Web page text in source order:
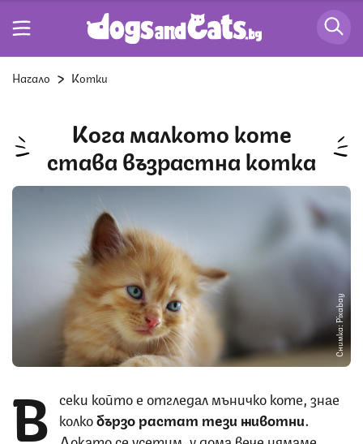
Начало Котки
Кога малкото коте
става възрастна котка
Снимка: Pixabay
В секи който е отгледал мъничко коте, знае
колкобързо растат тези животни.
Докато се усетим, у дома вече нямаме